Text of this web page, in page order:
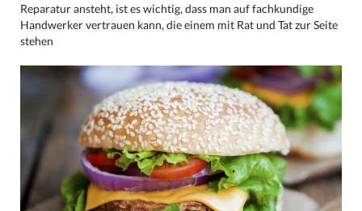
Reparatur ansteht, ist es wichtig, dass man auf fachkundige
Handwerker vertrauen kann, die einem mit Rat und Tat zur Seite
stehen